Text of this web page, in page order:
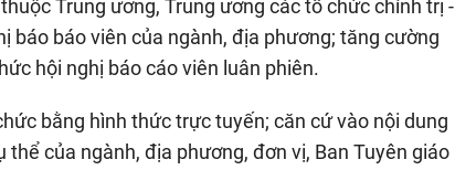
Trung ương, Trung ương các tổ chức chính trị -
báo báo viên của ngành, địa phương; tăng cường
hội nghị báo cáo viên luân phiên.
bằng hình thức trực tuyến; căn cứ vào nội dung
của ngành, địa phương, đơn vị, Ban Tuyên giáo